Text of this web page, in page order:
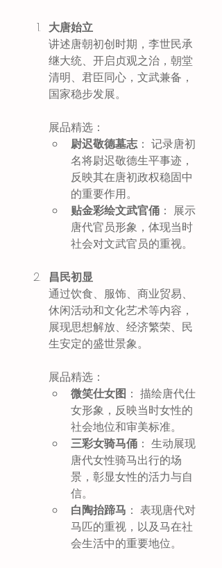
大唐始立
讲述唐朝初创时期，李世民承
继大统、开启贞观之治，朝堂
清明、君臣同心，文武兼备，
国家稳步发展。
展品精选：
尉迟敬德墓志： 记录唐初
名将尉迟敬德生平事迹，
反映其在唐初政权稳固中
的重要作用。
贴金彩绘文武官俑 ： 展示
唐代官员形象，体现当时
社会对文武官员的重视。
昌民初显
通过饮食、服饰、商业贸易、
休闲活动和文化艺术等内容，
展现思想解放、经济繁荣、民
生安定的盛世景象。
展品精选：
微笑仕女图 ： 描绘唐代仕
女形象，反映当时女性的
社会地位和审美标准。
三彩女骑马俑 ： 生动展现
唐代女性骑马出行的场
景，彰显女性的活力与自
信。
白陶抬蹄马 ： 表现唐代对
马匹的重视，以及马在社
会生活中的重要地位。